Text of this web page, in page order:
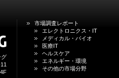
グ
市場調査レポート
エレクトロニクス・IT
メディカル・バイオ
医療IT
ヘルスケア
エネルギー・環境
その他の市場分野